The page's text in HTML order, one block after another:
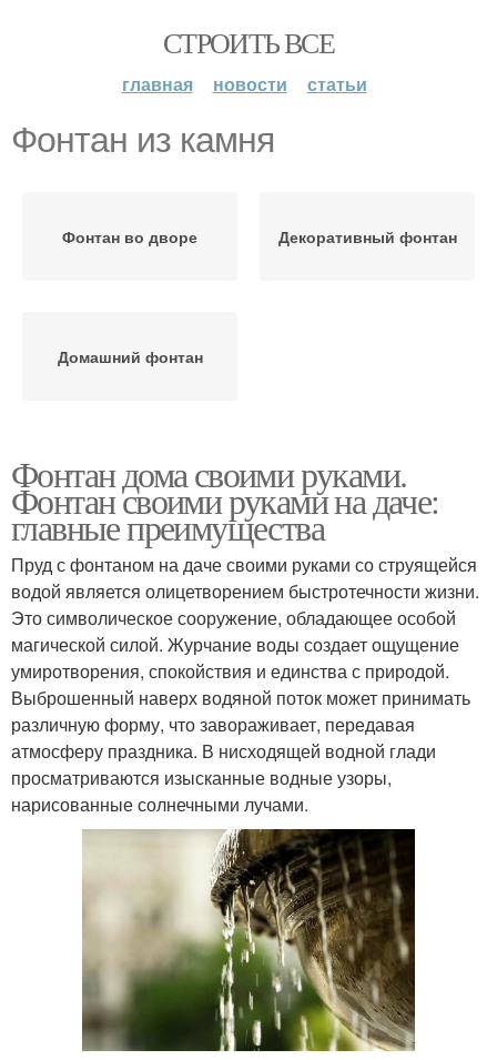
СТРОИТЬ ВСЕ
главная новости статьи
Фонтан из камня
Фонтан во дворе Декоративный фонтан
Домашний фонтан
Фонтан дома своими руками.
Фонтан своими руками на даче:
главные преимущества
Пруд с фонтаном на даче своими руками со струящейся
водой является олицетворением быстротечности жизни.
Это символическое сооружение, обладающее особой
магической силой. Журчание воды создает ощущение
умиротворения, спокойствия и единства с природой.
Выброшенный наверх водяной поток может принимать
различную форму, что завораживает, передавая
атмосферу праздника. В нисходящей водной глади
просматриваются изысканные водные узоры,
нарисованные солнечными лучами.